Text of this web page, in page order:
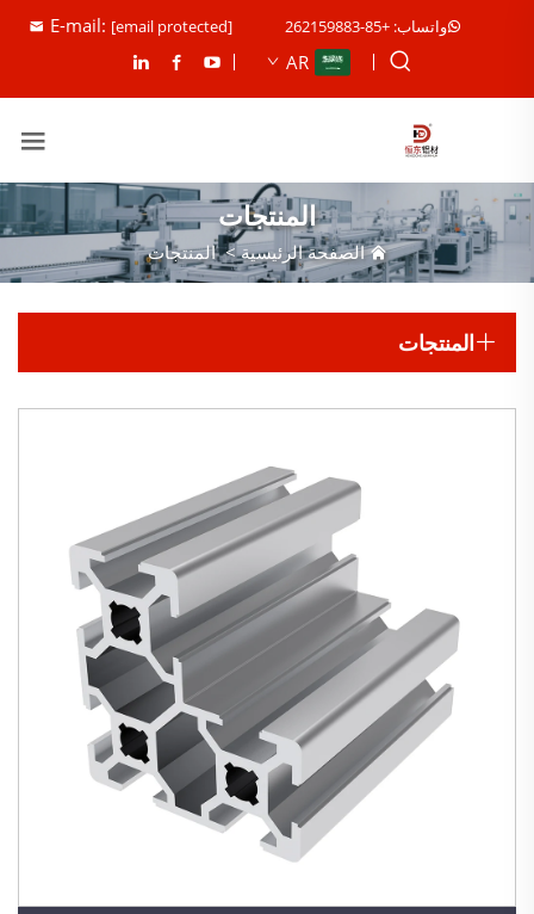
واتساب: +85-262159883 E-mail: [email protected]
AR
المنتجات
الصفحة الرئيسية>المنتجات
المنتجات